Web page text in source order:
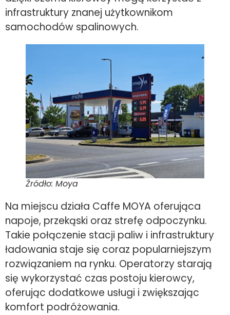
infrastruktury znanej użytkownikom
samochodów spalinowych.
Źródło: Moya
Na miejscu działa Caffe MOYA oferująca
napoje, przekąski oraz strefę odpoczynku.
Takie połączenie stacji paliw i infrastruktury
ładowania staje się coraz popularniejszym
rozwiązaniem na rynku. Operatorzy starają
się wykorzystać czas postoju kierowcy,
oferując dodatkowe usługi i zwiększając
komfort podróżowania.